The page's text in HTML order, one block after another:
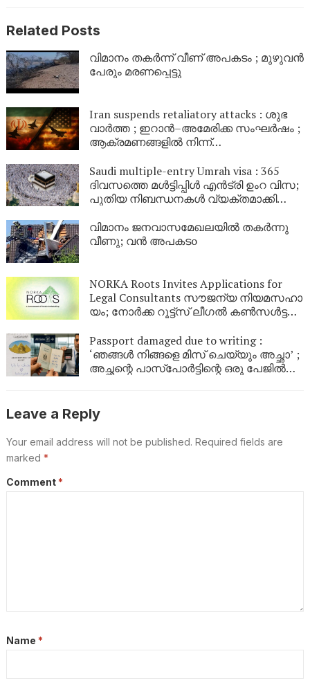
Related Posts
വിമാനം തകർന്ന് വീണ് അപകടം ; മുഴുവൻ
പേരും മരണപ്പെട്ടു
Iran suspends retaliatory attacks : ശുഭ
വാർത്ത ; ഇറാൻ–അമേരിക്ക സംഘർഷം ;
ആക്രമണങ്ങളിൽ നിന്ന്
പ്രതീക്ഷ
Saudi multiple-entry Umrah visa : 365
ദിവസത്തെ മൾട്ടിപ്പിൾ എൻട്രി ഉംറ വിസ;
പുതിയ നിബന്ധനകൾ വ്യക്തമാക്കി
വിമാനം ജനവാസമേഖലയിൽ തകർന്നു
വീണു; വൻ അപകടo
NORKA Roots Invites Applications for
Legal Consultants സൗ​ജ​ന്യ നി​യ​മ​സ​ഹാ​
യം; നോ​ർ​ക്ക റൂ​ട്ട്സ് ലീ​ഗ​ൽ ക​ൺ​സ​ൾ​ട്ട​ന്റു​
Passport damaged due to writing :
‘ഞങ്ങൾ നിങ്ങളെ മിസ് ചെയ്യും അച്ഛാ’ ;
അച്ഛന്റെ പാസ്പോർട്ടിന്റെ ഒരു പേജിൽ
അധികൃതർ
Leave a Reply
Your email address will not be published. Required fields are
marked *
Comment *
Name *